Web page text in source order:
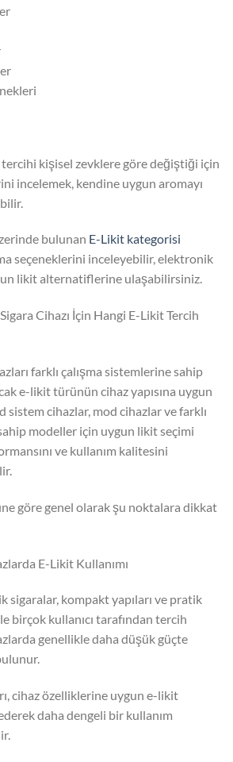
tercihi kişisel zevklere göre değiştiği için
incelemek, kendine uygun aromayı
bulunan E-Likit kategorisi
seçeneklerini inceleyebilir, elektronik
likit alternatiflerine ulaşabilirsiniz.
Cihazı İçin Hangi E-Likit Tercih
farklı çalışma sistemlerine sahip
e-likit türünün cihaz yapısına uygun
sistem cihazlar, mod cihazlar ve farklı
modeller için uygun likit seçimi
ve kullanım kalitesini
göre genel olarak şu noktalara dikkat
E-Likit Kullanımı
sigaralar, kompakt yapıları ve pratik
birçok kullanıcı tarafından tercih
genellikle daha düşük güçte
cihaz özelliklerine uygun e-likit
daha dengeli bir kullanım